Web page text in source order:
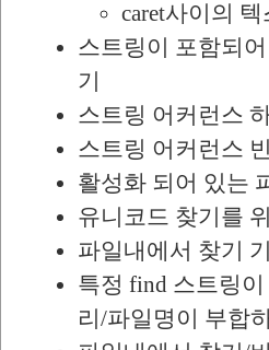
caret사이의
스트링이 포함되
기
스트링 어커런스
스트링 어커런스
활성화 되어 있는
유니코드 찾기를
파일내에서 찾기
특정 find 스트링
리/파일명이 부합